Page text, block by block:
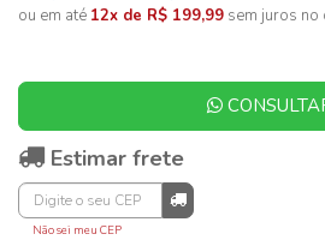
ou em até 12x de R$ 199,99 sem juros no
Estimar frete
Não sei meu CEP